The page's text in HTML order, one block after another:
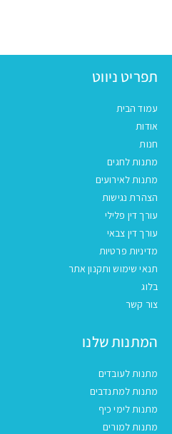
תפריט ניווט
עמוד הבית
אודות
חנות
מתנות לחגים
מתנות לאירועים
הצהרת נגישות
עורך דין פלילי
עורך דין צבאי
מדיניות פרטיות
תנאי שימוש ותקנון אתר
בלוג
צור קשר
המתנות שלנו
מתנות לעובדים
מתנות למתנדבים
מתנות לימי כיף
מתנות למורים